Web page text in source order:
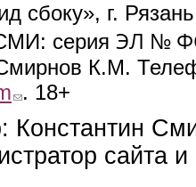
сбоку», г.
серия ЭЛ №
К.М.
(link sends e-mail)
. 18+
Константин
сайта